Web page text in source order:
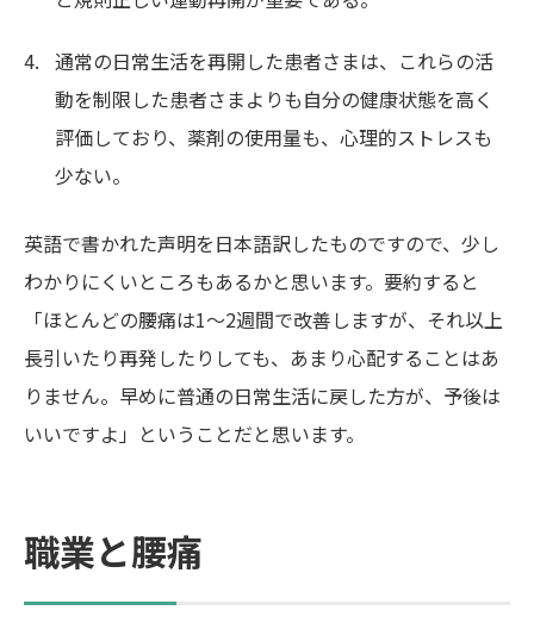
通常の日常生活を再開した患者さまは、これらの活
動を制限した患者さまよりも自分の健康状態を高く
評価しており、薬剤の使用量も、心理的ストレスも
少ない。
英語で書かれた声明を日本語訳したものですので、少し
わかりにくいところもあるかと思います。要約すると
「ほとんどの腰痛は1～2週間で改善しますが、それ以上
長引いたり再発したりしても、あまり心配することはあ
りません。早めに普通の日常生活に戻した方が、予後は
いいですよ」ということだと思います。
職業と腰痛